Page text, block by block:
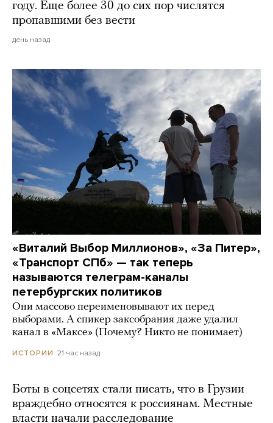
году. Еще более 30 до сих пор числятся
пропавшими без вести
день назад
«Виталий Выбор Миллионов», «За Питер»,
«Транспорт СПб» — так теперь
называются телеграм-каналы
петербургских политиков
Они массово переименовывают их перед
выборами. А спикер заксобрания даже удалил
канал в «Максе» (Почему? Никто не понимает)
ИСТОРИИ 21 час назад
Боты в соцсетях стали писать, что в Грузии
враждебно относятся к россиянам. Местные
власти начали расследование